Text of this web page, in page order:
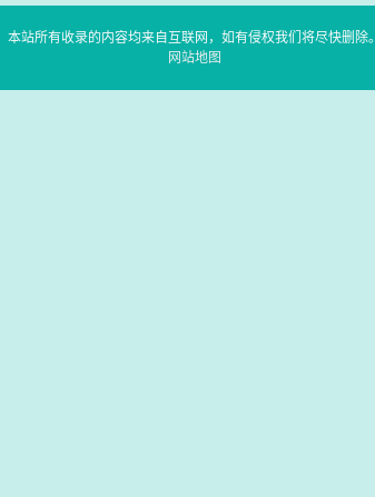
本站所有收录的内容均来自互联网，如有侵权我们将尽快删除。
网站地图